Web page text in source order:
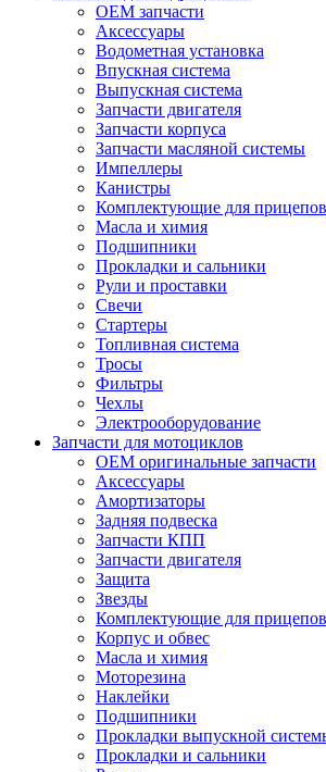
OEM запчасти
Аксессуары
Водометная установка
Впускная система
Выпускная система
Запчасти двигателя
Запчасти корпуса
Запчасти масляной системы
Импеллеры
Канистры
Комплектующие для прицепов
Масла и химия
Подшипники
Прокладки и сальники
Рули и проставки
Свечи
Стартеры
Топливная система
Тросы
Фильтры
Чехлы
Электрооборудование
Запчасти для мотоциклов
OEM оригинальные запчасти
Аксессуары
Амортизаторы
Задняя подвеска
Запчасти КПП
Запчасти двигателя
Защита
Звезды
Комплектующие для прицепов
Корпус и обвес
Масла и химия
Моторезина
Наклейки
Подшипники
Прокладки выпускной
Прокладки и сальники